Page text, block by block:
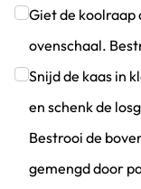
Klik om dit
Giet de koolraap
ovenschaal.
Klik om dit
Snijd de kaas in
en schenk de
Bestrooi de
gemengd door